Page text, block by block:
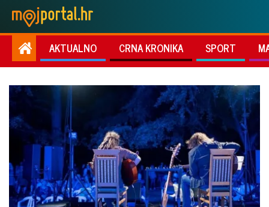
AKTUALNO CRNA KRONIKA SPORT